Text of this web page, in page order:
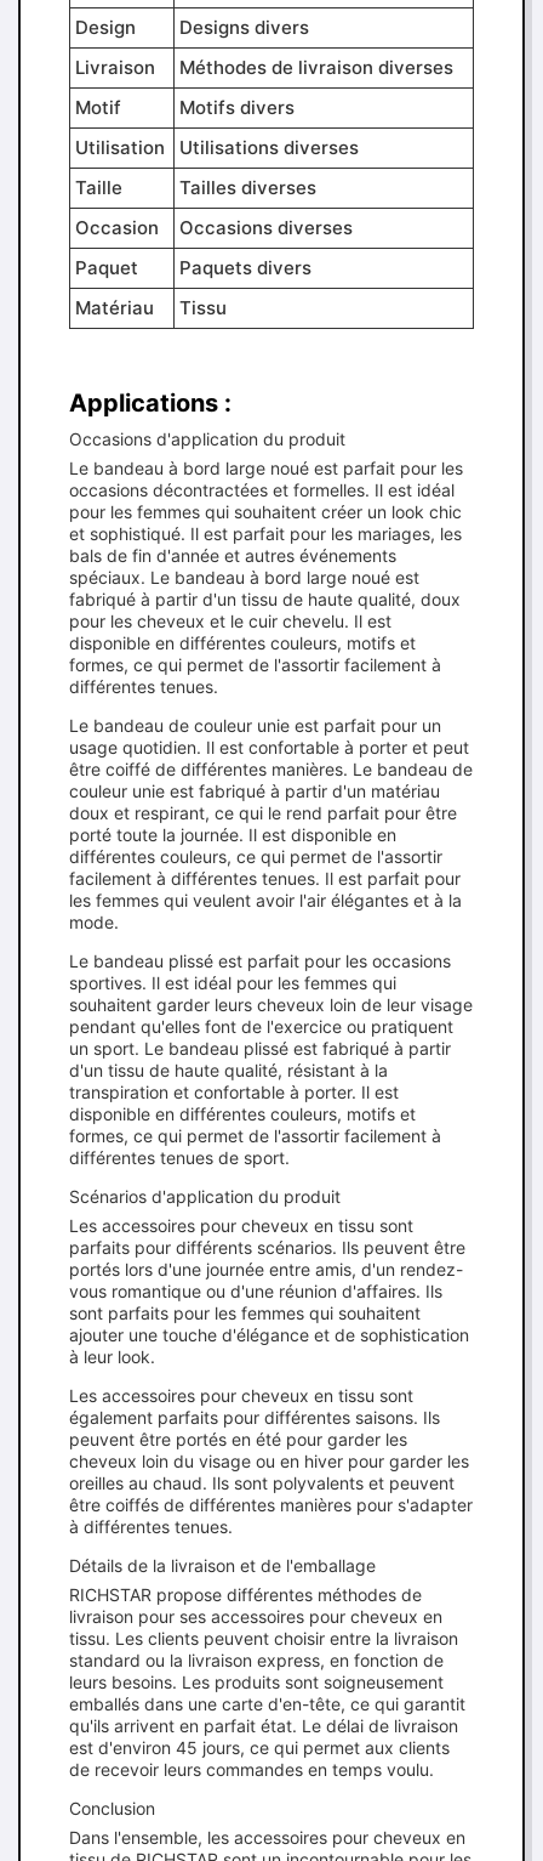
Design
Designs divers
Livraison
Méthodes de livraison diverses
Motif
Motifs divers
Utilisation
Utilisations diverses
Taille
Tailles diverses
Occasion
Occasions diverses
Paquet
Paquets divers
Matériau
Tissu
Applications :
Occasions d'application du produit
Le bandeau à bord large noué est parfait pour les
occasions décontractées et formelles. Il est idéal
pour les femmes qui souhaitent créer un look chic
et sophistiqué. Il est parfait pour les mariages, les
bals de fin d'année et autres événements
spéciaux. Le bandeau à bord large noué est
fabriqué à partir d'un tissu de haute qualité, doux
pour les cheveux et le cuir chevelu. Il est
disponible en différentes couleurs, motifs et
formes, ce qui permet de l'assortir facilement à
différentes tenues.
Le bandeau de couleur unie est parfait pour un
usage quotidien. Il est confortable à porter et peut
être coiffé de différentes manières. Le bandeau de
couleur unie est fabriqué à partir d'un matériau
doux et respirant, ce qui le rend parfait pour être
porté toute la journée. Il est disponible en
différentes couleurs, ce qui permet de l'assortir
facilement à différentes tenues. Il est parfait pour
les femmes qui veulent avoir l'air élégantes et à la
mode.
Le bandeau plissé est parfait pour les occasions
sportives. Il est idéal pour les femmes qui
souhaitent garder leurs cheveux loin de leur visage
pendant qu'elles font de l'exercice ou pratiquent
un sport. Le bandeau plissé est fabriqué à partir
d'un tissu de haute qualité, résistant à la
transpiration et confortable à porter. Il est
disponible en différentes couleurs, motifs et
formes, ce qui permet de l'assortir facilement à
différentes tenues de sport.
Scénarios d'application du produit
Les accessoires pour cheveux en tissu sont
parfaits pour différents scénarios. Ils peuvent être
portés lors d'une journée entre amis, d'un rendez-
vous romantique ou d'une réunion d'affaires. Ils
sont parfaits pour les femmes qui souhaitent
ajouter une touche d'élégance et de sophistication
à leur look.
Les accessoires pour cheveux en tissu sont
également parfaits pour différentes saisons. Ils
peuvent être portés en été pour garder les
cheveux loin du visage ou en hiver pour garder les
oreilles au chaud. Ils sont polyvalents et peuvent
être coiffés de différentes manières pour s'adapter
à différentes tenues.
Détails de la livraison et de l'emballage
RICHSTAR propose différentes méthodes de
livraison pour ses accessoires pour cheveux en
tissu. Les clients peuvent choisir entre la livraison
standard ou la livraison express, en fonction de
leurs besoins. Les produits sont soigneusement
emballés dans une carte d'en-tête, ce qui garantit
qu'ils arrivent en parfait état. Le délai de livraison
est d'environ 45 jours, ce qui permet aux clients
de recevoir leurs commandes en temps voulu.
Conclusion
Dans l'ensemble, les accessoires pour cheveux en